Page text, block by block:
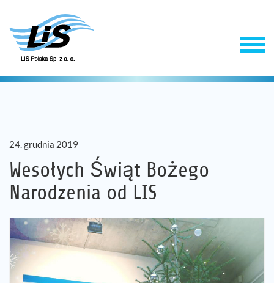
Produkty
Usługi
Firma
24. grudnia 2019
Wesołych Świąt Bożego
Narodzenia od LIS